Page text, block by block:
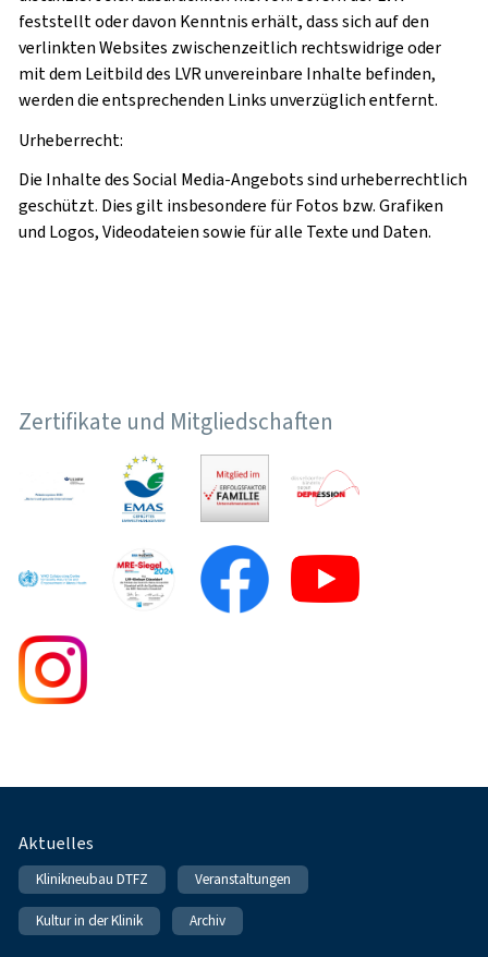
feststellt oder davon Kenntnis erhält, dass sich auf den
verlinkten Websites zwischenzeitlich rechtswidrige oder
mit dem Leitbild des LVR unvereinbare Inhalte befinden,
werden die entsprechenden Links unverzüglich entfernt.
Urheberrecht:
Die Inhalte des Social Media-Angebots sind urheberrechtlich
geschützt. Dies gilt insbesondere für Fotos bzw. Grafiken
und Logos, Videodateien sowie für alle Texte und Daten.
Zertifikate und Mitgliedschaften
Fußnavigation
Aktuelles
Klinikneubau DTFZ Veranstaltungen
Kultur in der Klinik Archiv